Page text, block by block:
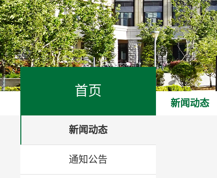
首页
新闻动态
通知公告
新闻动态